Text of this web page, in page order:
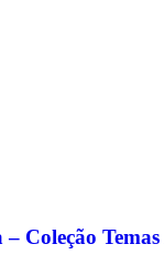
Coleção